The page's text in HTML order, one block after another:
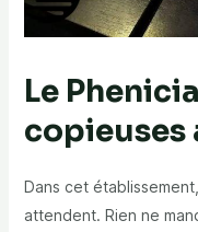
Le
copieuses
Dans cet
attendent. Rien ne